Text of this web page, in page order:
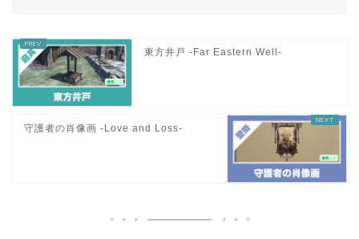
東方井戸 -Far Eastern Well-
守護者の肖像画 -Love and Loss-